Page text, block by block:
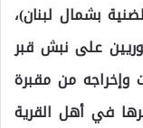
بشمال لبنان)،
على نبش قبر
وإخراجه من مقبرة
في أهل القرية